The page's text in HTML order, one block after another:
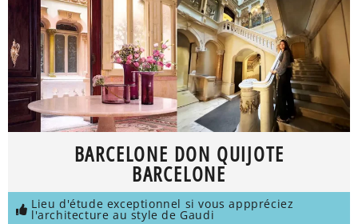
BARCELONE DON QUIJOTE
BARCELONE
Lieu d'étude exceptionnel si vous apppréciez
l'architecture au style de Gaudi